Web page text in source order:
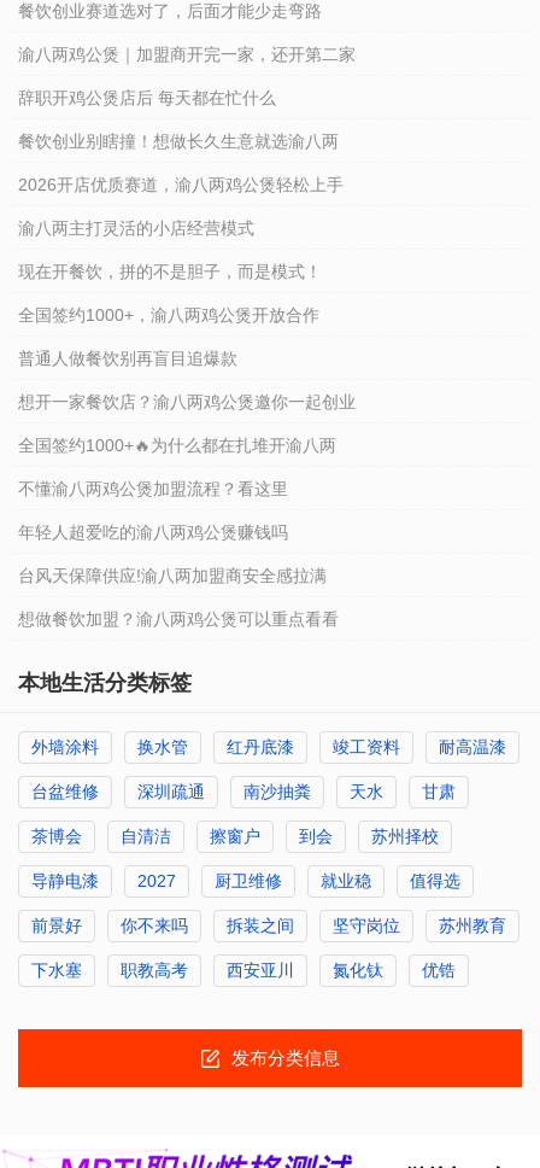
餐饮创业赛道选对了，后面才能少走弯路
渝八两鸡公煲｜加盟商开完一家，还开第二家
辞职开鸡公煲店后 每天都在忙什么
餐饮创业别瞎撞！想做长久生意就选渝八两
2026开店优质赛道，渝八两鸡公煲轻松上手
渝八两主打灵活的小店经营模式
现在开餐饮，拼的不是胆子，而是模式！
全国签约1000+，渝八两鸡公煲开放合作
普通人做餐饮别再盲目追爆款
想开一家餐饮店？渝八两鸡公煲邀你一起创业
全国签约1000+🔥为什么都在扎堆开渝八两
不懂渝八两鸡公煲加盟流程？看这里
年轻人超爱吃的渝八两鸡公煲赚钱吗
台风天保障供应!渝八两加盟商安全感拉满
想做餐饮加盟？渝八两鸡公煲可以重点看看
本地生活分类标签
外墙涂料 换水管 红丹底漆 竣工资料 耐高温漆
台盆维修 深圳疏通 南沙抽粪 天水 甘肃
茶博会 自清洁 擦窗户 到会 苏州择校
导静电漆 2027 厨卫维修 就业稳 值得选
前景好 你不来吗 拆装之间 坚守岗位 苏州教育
下水塞 职教高考 西安亚川 氮化钛 优锆
发布分类信息